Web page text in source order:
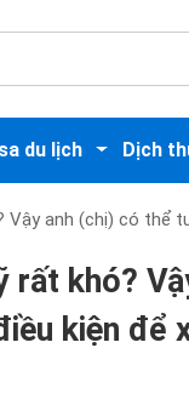
du lịch Dịch
Vậy anh (chị) có
rất khó?
kiện để